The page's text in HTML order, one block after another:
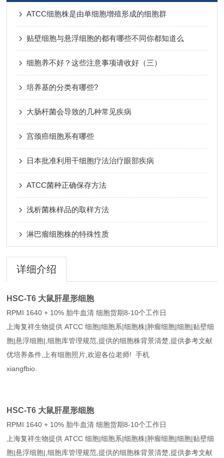
ATCC细胞株是由单细胞增殖形成的细胞群
贴壁细胞与悬浮细胞的都有哪些不同你都知道么
细胞养不好？这些注意事项请收好（三）
培养基的分类有哪些?
大肠杆菌会导致的几种常见疾病
宫颈癌细胞系有哪些
日本批准利用干细胞疗法治疗眼部疾病
ATCC菌种正确保存方法
浅析菌株样品的取样方法
淋巴瘤细胞株的特殊性质
详细介绍
HSC-T6 大鼠肝星形细胞
RPMI 1640 + 10% 胎牛血清 细胞货期8-10个工作日
上海复祥生物提供 ATCC 细胞|细胞系|细胞株|肿瘤细胞|细胞|贴壁细
胞|悬浮细胞|,细胞库管理规范,提供的细胞株背景清楚,提供参考文献
优培养条件,上有细胞照片,欢迎各位老师! 手机
xiangfbio.
HSC-T6 大鼠肝星形细胞
RPMI 1640 + 10% 胎牛血清 细胞货期8-10个工作日
上海复祥生物提供 ATCC 细胞|细胞系|细胞株|肿瘤细胞|细胞|贴壁细
胞|悬浮细胞|,细胞库管理规范,提供的细胞株背景清楚,提供参考文献